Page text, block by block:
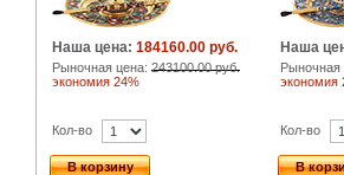
Наша цена: 184160.00 руб.
Рыночная цена: 243100.00 руб.
экономия 24%
Наша
экономия
Кол-во
В корзину
Кол-во
В